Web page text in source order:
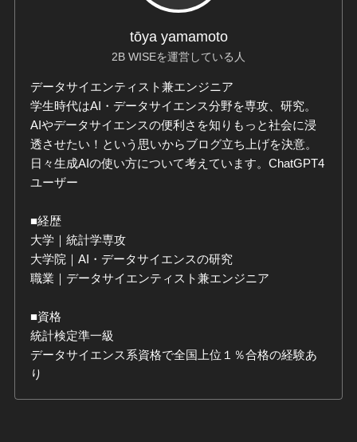
tōya yamamoto
2B WISEを運営している人
データサイエンティスト兼エンジニア
学生時代はAI・データサイエンス分野を専攻、研究。
AIやデータサイエンスの便利さを知りもっと社会に浸
透させたい！という思いからブログ立ち上げを決意。
日々生成AIの使い方について考えています。ChatGPT4
ユーザー
■経歴
大学｜統計学専攻
大学院｜AI・データサイエンスの研究
職業｜データサイエンティスト兼エンジニア
■資格
統計検定準一級
データサイエンス系資格で全国上位１％合格の経験あ
り